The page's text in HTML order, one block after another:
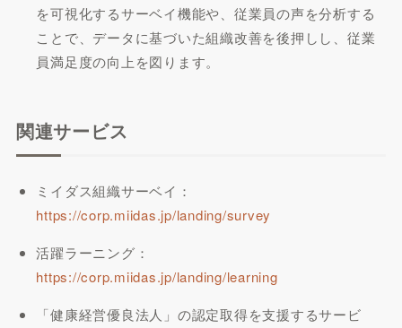
を可視化するサーベイ機能や、従業員の声を分析する
ことで、データに基づいた組織改善を後押しし、従業
員満足度の向上を図ります。
関連サービス
ミイダス組織サーベイ：
https://corp.miidas.jp/landing/survey
活躍ラーニング：
https://corp.miidas.jp/landing/learning
「健康経営優良法人」の認定取得を支援するサービ